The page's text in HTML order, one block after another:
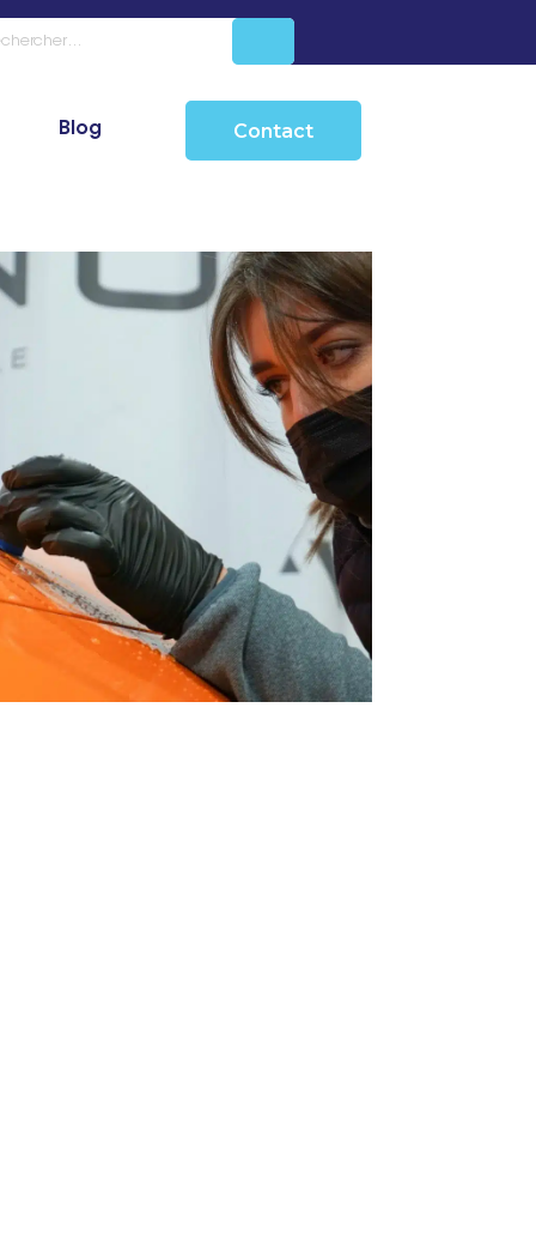
Blog Contact